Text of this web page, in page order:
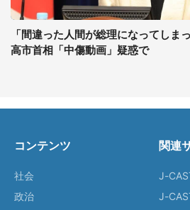
「間違った人間が総理になってしま
高市首相「中傷動画」疑惑で
コンテンツ
社会
政治
関連
J-
J-